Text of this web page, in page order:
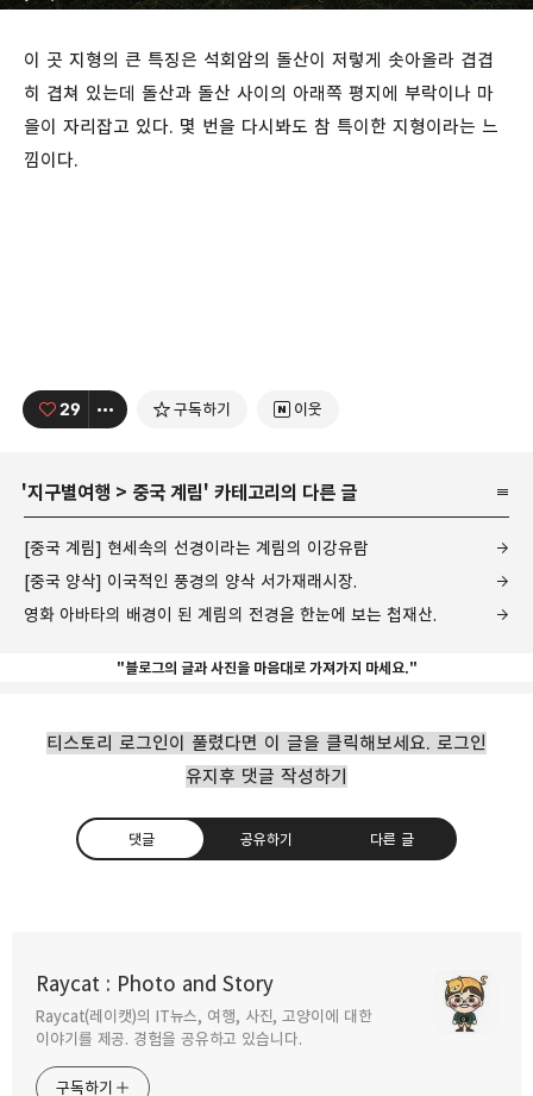
이 곳 지형의 큰 특징은 석회암의 돌산이 저렇게 솟아올라 겹겹
히 겹쳐 있는데 돌산과 돌산 사이의 아래쪽 평지에 부락이나 마
을이 자리잡고 있다. 몇 번을 다시봐도 참 특이한 지형이라는 느
낌이다.
29 구독하기 이웃
'지구별여행 > 중국 계림' 카테고리의 다른 글
[중국 계림] 현세속의 선경이라는 계림의 이강유람
[중국 양삭] 이국적인 풍경의 양삭 서가재래시장.
영화 아바타의 배경이 된 계림의 전경을 한눈에 보는 첩재산.
"블로그의 글과 사진을 마음대로 가져가지 마세요."
티스토리 로그인이 풀렸다면 이 글을 클릭해보세요. 로그인
유지후 댓글 작성하기
댓글 공유하기 다른 글
Raycat : Photo and Story
Raycat(레이캣)의 IT뉴스, 여행, 사진, 고양이에 대한
이야기를 제공. 경험을 공유하고 있습니다.
구독하기
구독하기 카카오톡
2011.07.28
[중국 계림] 현세속의 선경이라는 계림의